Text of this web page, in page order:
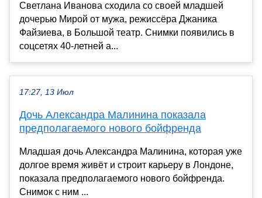
Светлана Иванова сходила со своей младшей
дочерью Мирой от мужа, режиссёра Джаника
Файзиева, в Большой театр. Снимки появились в
соцсетях 40-летней а...
17:27, 13 Июл
Дочь Александра Малинина показала
предполагаемого нового бойфренда
Младшая дочь Александра Малинина, которая уже
долгое время живёт и строит карьеру в Лондоне,
показала предполагаемого нового бойфренда.
Снимок с ним ...